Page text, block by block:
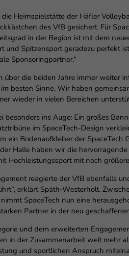
Heimspielstätte der Häfler
des VfB gesichert. Für
in der Region ist mit dem
und Spitzensport geradezu perfekt
Sponsoringpartner.“
über die beiden Jahre immer weiter
besten Sinne. Wir haben
wieder in vielen Bereichen
besonders ins Auge: Ein großes
im SpaceTech-Design
ein Bodenaufkleber der SpaceTech
Halle haben wir die
Hochleistungssport mit noch
reagierte der VfB ebenfalls
erklärt Späth-Westerholt.
SpaceTech nun eine
Partner in der neu
und dem erweiterten
in der Zusammenarbeit weit mehr
und sportlichen Anspruch